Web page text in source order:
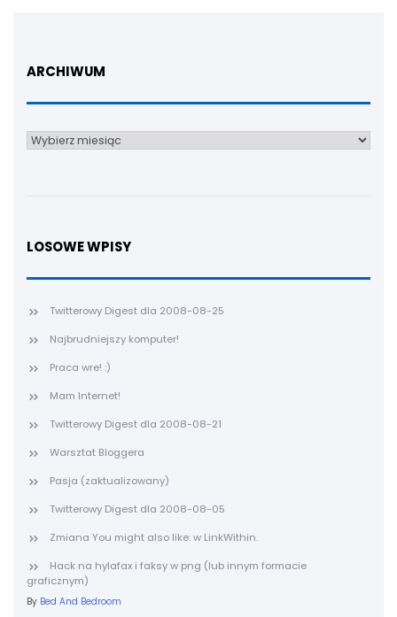
ARCHIWUM
Archiwum
LOSOWE WPISY
Twitterowy Digest dla 2008-08-25
Najbrudniejszy komputer!
Praca wre! :)
Mam Internet!
Twitterowy Digest dla 2008-08-21
Warsztat Bloggera
Pasja (zaktualizowany)
Twitterowy Digest dla 2008-08-05
Zmiana You might also like: w LinkWithin.
Hack na hylafax i faksy w png (lub innym formacie
graficznym)
By Bed And Bedroom